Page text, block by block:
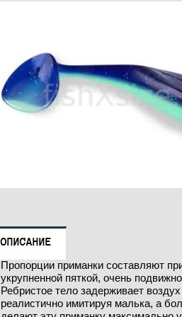
ОПИСАНИЕ
Пропорции приманки составляют
укрупненной пяткой, очень
Ребристое тело задерживает
реалистично имитируя малька, а